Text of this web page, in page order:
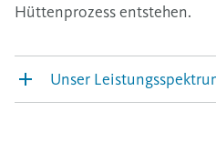
Hüttenprozess entstehen.
Unser